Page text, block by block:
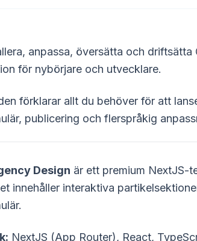
anpassa, översätta och
för nybörjare och utvecklare.
förklarar allt du behöver för att
publicering och flerspråkig
Design är ett premium NextJS-
innehåller interaktiva
NextJS (App Router), React,